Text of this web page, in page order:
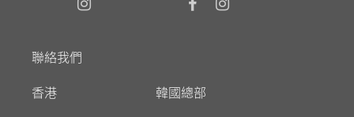
聯絡我們
香港
韓國總部